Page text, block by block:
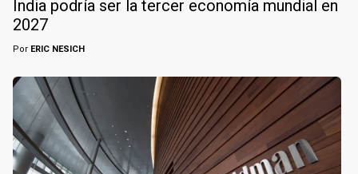
India podría ser la tercer economía mundial en
2027
Por ERIC NESICH